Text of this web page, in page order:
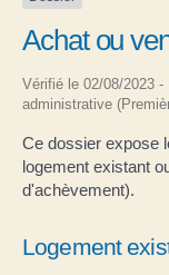
Achat ou
Vérifié le 02/08/2023
administrative
Ce dossier expose
logement existant
d'achèvement).
Logement